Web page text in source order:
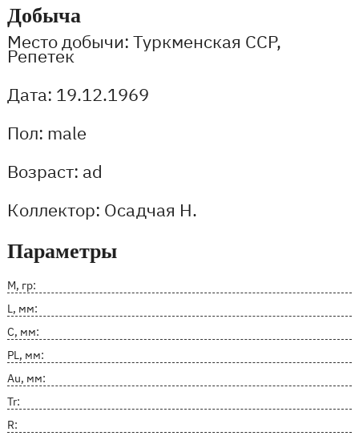
Добыча
Место добычи: Туркменская ССР,
Репетек
Дата: 19.12.1969
Пол: male
Возраст: ad
Коллектор: Осадчая Н.
Параметры
M, гр:
L, мм:
C, мм:
PL, мм:
Au, мм:
Tr:
R: